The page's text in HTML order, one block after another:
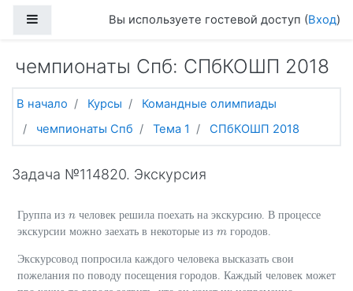
Боковая панельВы используете гостевой доступ (Вход)
чемпионаты Спб: СПбКОШП 2018
В начало Курсы
Командные олимпиады
чемпионаты Спб
Тема 1 СПбКОШП 2018
Задача №114820. Экскурсия
Группа из n
n человек решила поехать на экскурсию. В процессе
экскурсии можно заехать в некоторые из m
m городов.
Экскурсовод попросила каждого человека высказать свои
пожелания по поводу посещения городов. Каждый человек может